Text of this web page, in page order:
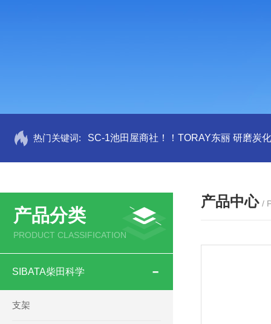
热门关键词: SC-1池田屋商社！！TORAY东丽 研磨炭
产品分类
PRODUCT CLASSIFICATION
SIBATA柴田科学
支架
产品中心 /